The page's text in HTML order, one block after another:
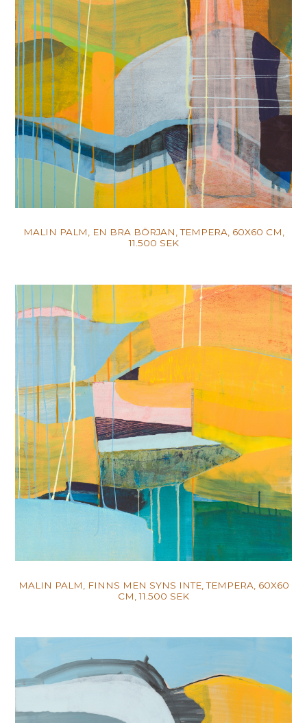
MALIN PALM, EN BRA BÖRJAN, TEMPERA, 60X60 CM,
11.500 SEK
MALIN PALM, FINNS MEN SYNS INTE, TEMPERA, 60X60
CM, 11.500 SEK